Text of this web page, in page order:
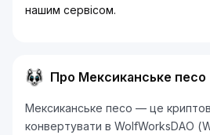
нашим сервісом.
Про Мексиканське песо
Мексиканське песо — це
конвертувати в WolfWorksDAO